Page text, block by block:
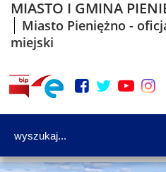
MIASTO I GMINA
Miasto Pieniężno -
miejski